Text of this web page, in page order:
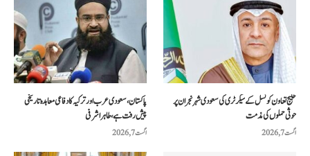
پاکستان، سعودی عرب اور ترکیہ کا دفاعی معاہدہ تاریخی
پیش رفت ہے، طاہر اشرفی
اگست 7, 2026
خلیج تعاون کونسل کے سیکرٹری کی سعودی شہر نجران پر
حوثی حملوں کی مذمت
اگست 7, 2026